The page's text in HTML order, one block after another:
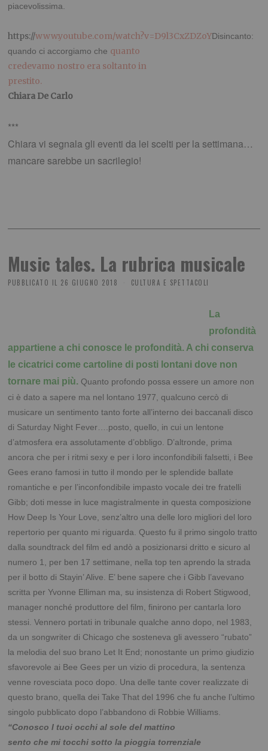
piacevolissima.
https://www.youtube.com/watch?v=D9l3CxZDZoYDisincanto:
quando ci accorgiamo che quanto
credevamo nostro era soltanto in
prestito.
Chiara De Carlo
***
Chiara vi segnala gli eventi da lei scelti per la settimana…
mancare sarebbe un sacrilegio!
Music tales. La rubrica musicale
PUBBLICATO IL 26 GIUGNO 2018 CULTURA E SPETTACOLI
La
profondità
appartiene a chi conosce le profondità. A chi conserva
le cicatrici come cartoline di posti lontani dove non
tornare mai più. Quanto profondo possa essere un amore non
ci è dato a sapere ma nel lontano 1977, qualcuno cercò di
musicare un sentimento tanto forte all’interno dei baccanali disco
di Saturday Night Fever….posto, quello, in cui un lentone
d’atmosfera era assolutamente d’obbligo. D’altronde, prima
ancora che per i ritmi sexy e per i loro inconfondibili falsetti, i Bee
Gees erano famosi in tutto il mondo per le splendide ballate
romantiche e per l’inconfondibile impasto vocale dei tre fratelli
Gibb; doti messe in luce magistralmente in questa composizione
How Deep Is Your Love, senz’altro una delle loro migliori del loro
repertorio per quanto mi riguarda. Questo fu il primo singolo tratto
dalla soundtrack del film ed andò a posizionarsi dritto e sicuro al
numero 1, per ben 17 settimane, nella top ten aprendo la strada
per il botto di Stayin’ Alive. E’ bene sapere che i Gibb l’avevano
scritta per Yvonne Elliman ma, su insistenza di Robert Stigwood,
manager nonché produttore del film, finirono per cantarla loro
stessi.Vennero portati in tribunale qualche anno dopo, nel 1983,
da un songwriter di Chicago che sosteneva gli avessero “rubato”
la melodia del suo brano Let It End; nonostante un primo giudizio
sfavorevole ai Bee Gees per un vizio di procedura, la sentenza
venne rovesciata poco dopo. Una delle tante cover realizzate di
questo brano, quella dei Take That del 1996 che fu anche l’ultimo
singolo pubblicato dopo l’abbandono di Robbie Williams.
“Conosco I tuoi occhi al sole del mattino
sento che mi tocchi sotto la pioggia torrenziale